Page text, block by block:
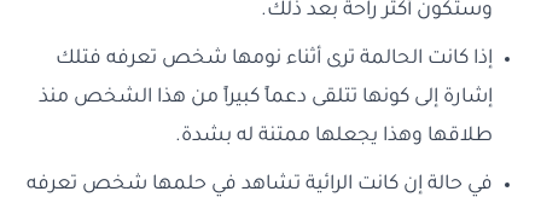
وستكون أكثر راحة بعد ذلك.
إذا كانت الحالمة ترى أثناء نومها شخص تعرفه فتلك
إشارة إلى كونها تتلقى دعماً كبيراً من هذا الشخص منذ
طلاقها وهذا يجعلها ممتنة له بشدة.
في حالة إن كانت الرائية تشاهد في حلمها شخص تعرفه